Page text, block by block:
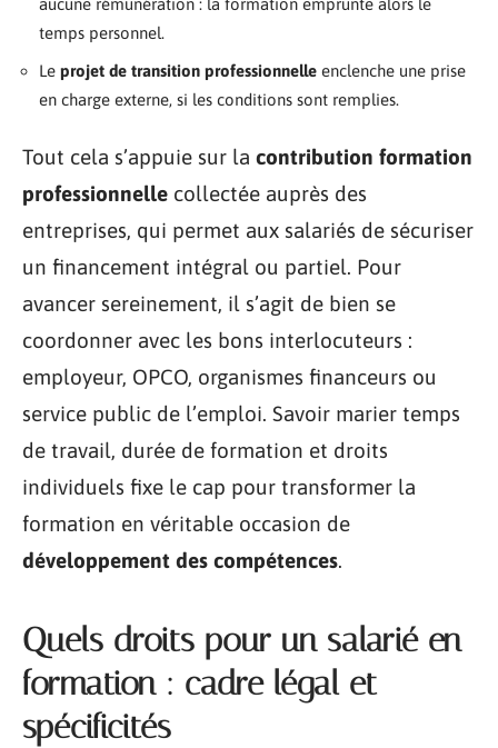
aucune rémunération : la formation emprunte alors le
temps personnel.
Le projet de transition professionnelle enclenche une prise
en charge externe, si les conditions sont remplies.
Tout cela s’appuie sur la contribution formation
professionnelle collectée auprès des
entreprises, qui permet aux salariés de sécuriser
un financement intégral ou partiel. Pour
avancer sereinement, il s’agit de bien se
coordonner avec les bons interlocuteurs :
employeur, OPCO, organismes financeurs ou
service public de l’emploi. Savoir marier temps
de travail, durée de formation et droits
individuels fixe le cap pour transformer la
formation en véritable occasion de
développement des compétences.
Quels droits pour un salarié en
formation : cadre légal et
spécificités